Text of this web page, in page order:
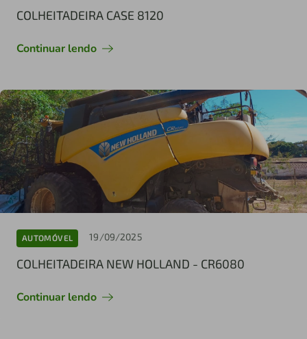
COLHEITADEIRA CASE 8120
Continuar lendo
AUTOMÓVEL 19/09/2025
COLHEITADEIRA NEW HOLLAND - CR6080
Continuar lendo